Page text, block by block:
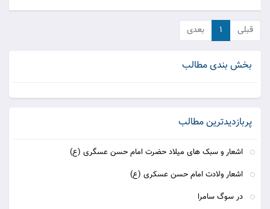
قبلی ۱ بعدی
بخش بندی مطالب
پربازدیدترین مطالب
اشعار و سبک های میلاد حضرت امام حسن عسگری (ع)
اشعار ولادت امام حسن عسکری (ع)
در سوگ سامرا